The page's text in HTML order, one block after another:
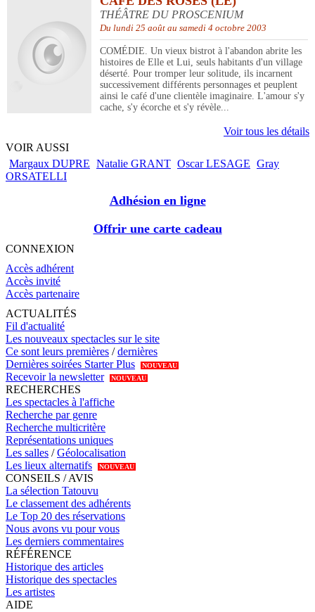
THÉÂTRE DU PROSCENIUM
Du lundi 25 août au samedi 4 octobre 2003
COMÉDIE. Un vieux bistrot à l'abandon abrite les
histoires de Elle et Lui, seuls habitants d'un village
déserté. Pour tromper leur solitude, ils incarnent
successivement différents personnages et peuplent
ainsi le café d'une clientèle imaginaire. L'amour s'y
cache, s'y écorche et s'y révèle...
Voir tous les détails
VOIR AUSSI
Margaux DUPRE Natalie GRANT Oscar LESAGE Gray
ORSATELLI
Adhésion en ligne
Offrir une carte cadeau
CONNEXION
Accès adhérent
Accès invité
Accès partenaire
ACTUALITÉS
Fil d'actualité
Les nouveaux spectacles sur le site
Ce sont leurs premières /dernières
Dernières soirées Starter Plus
NOUVEAU
Recevoir la newsletter NOUVEAU
RECHERCHES
Les spectacles à l'affiche
Recherche par genre
Recherche multicritère
Représentations uniques
Les salles /Géolocalisation
Les lieux alternatifs
NOUVEAU
CONSEILS / AVIS
La sélection Tatouvu
Le classement des adhérents
Le Top 20 des réservations
Nous avons vu pour vous
Les derniers commentaires
RÉFÉRENCE
Historique des articles
Historique des spectacles
Les artistes
AIDE